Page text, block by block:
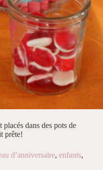
dans des pots de
prête!
d’anniversaire, enfants,